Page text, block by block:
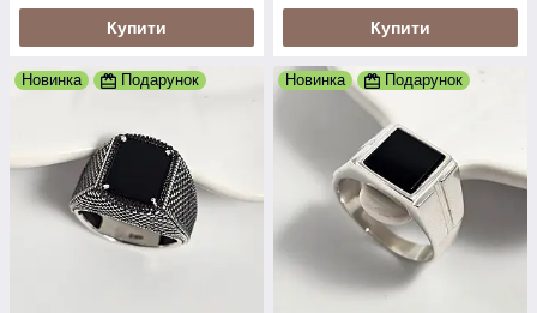
Купити Купити
Новинка Подарунок Новинка Подарунок